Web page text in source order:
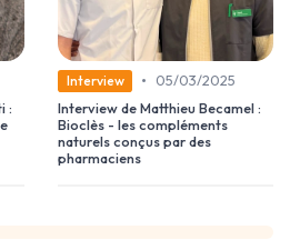
:
Interview •
05/03/2025
Interview de Matthieu Becamel :
Bioclès - les compléments
naturels conçus par des
pharmaciens